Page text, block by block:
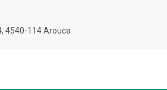
4540-114 Arouca